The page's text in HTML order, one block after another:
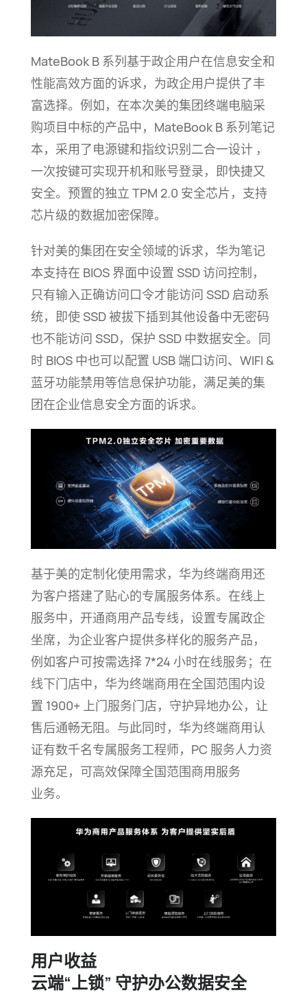
MateBook B 系列基于政企用户在信息安全和
性能高效方面的诉求，为政企用户提供了丰
富选择。例如，在本次美的集团终端电脑采
购项目中标的产品中， MateBook B系列笔记
本，采用了电源键和指纹识别二合一设计 ，
一次按键可实现开机和账号登录，即快捷又
安全。预置的独立 TPM 2.0 安全芯片，支持
芯片级的数据加密保障。
针对美的集团在安全领域的诉求，华为笔记
本支持在 BIOS 界面中设置 SSD 访问控制，
只有输入正确访问口令才能访问 SSD 启动系
统，即使 SSD 被拔下插到其他设备中无密码
也不能访问 SSD，保护 SSD 中数据安全。同
时 BIOS 中也可以配置 USB 端口访问、WIFI &
蓝牙功能禁用等信息保护功能，满足美的集
团在企业信息安全方面的诉求。
基于美的定制化使用需求，华为终端商用还
为客户搭建了贴心的专属服务体系。在线上
服务中，开通商用产品专线，设置专属政企
坐席，为企业客户提供多样化的服务产品，
例如客户可按需选择 7*24 小时在线服务；在
线下门店中，华为终端商用在全国范围内设
置 1900+ 上门服务门店，守护异地办公，让
售后通畅无阻。与此同时，华为终端商用认
证有数千名专属服务工程师，PC 服务人力资
源充足，可高效保障全国范围商用服务
业务。
用户收益
云端“上锁” 守护办公数据安全